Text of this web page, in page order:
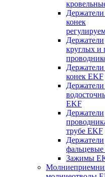
Держатели
конек
Держатели
круглых и
Держатели
конек EKF
Держатели
EKF
Держатели
трубе EKF
Держатели
Зажимы